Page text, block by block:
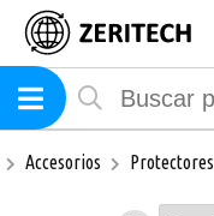
Accesorios Protectores